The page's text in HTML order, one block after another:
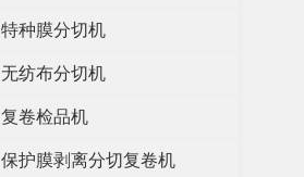
特种膜分切机
无纺布分切机
复卷检品机
保护膜剥离分切复卷机